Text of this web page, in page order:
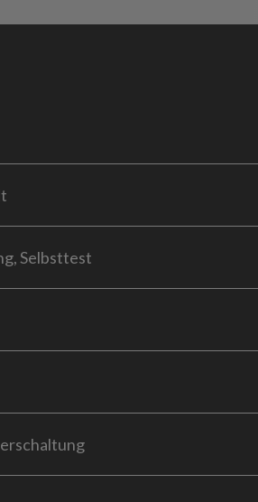
Selbsttest